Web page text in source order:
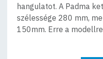
hangulatot. A Padma
szélessége 280 mm,
150mm. Erre a